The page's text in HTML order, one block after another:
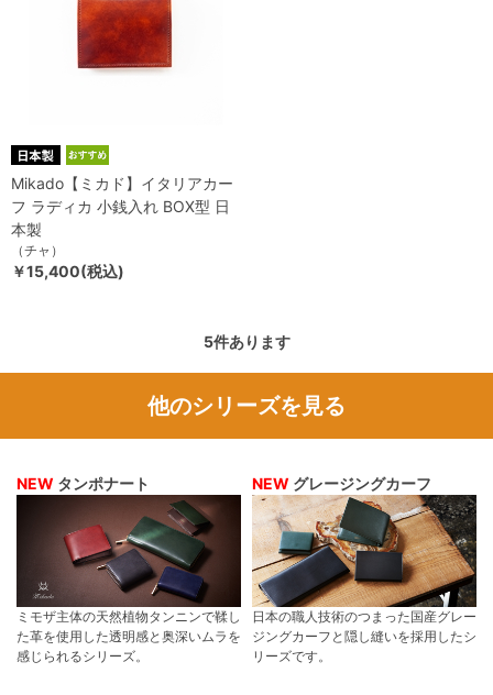
Mikado【ミカド】イタリアカー
フ ラディカ 小銭入れ BOX型 日
本製
（チャ）
￥15,400(税込)
5件あります
他のシリーズを見る
NEW タンポナート
ミモザ主体の天然植物タンニンで鞣し
た革を使用した透明感と奥深いムラを
感じられるシリーズ。
NEW グレージングカーフ
日本の職人技術のつまった国産グレー
ジングカーフと隠し縫いを採用したシ
リーズです。